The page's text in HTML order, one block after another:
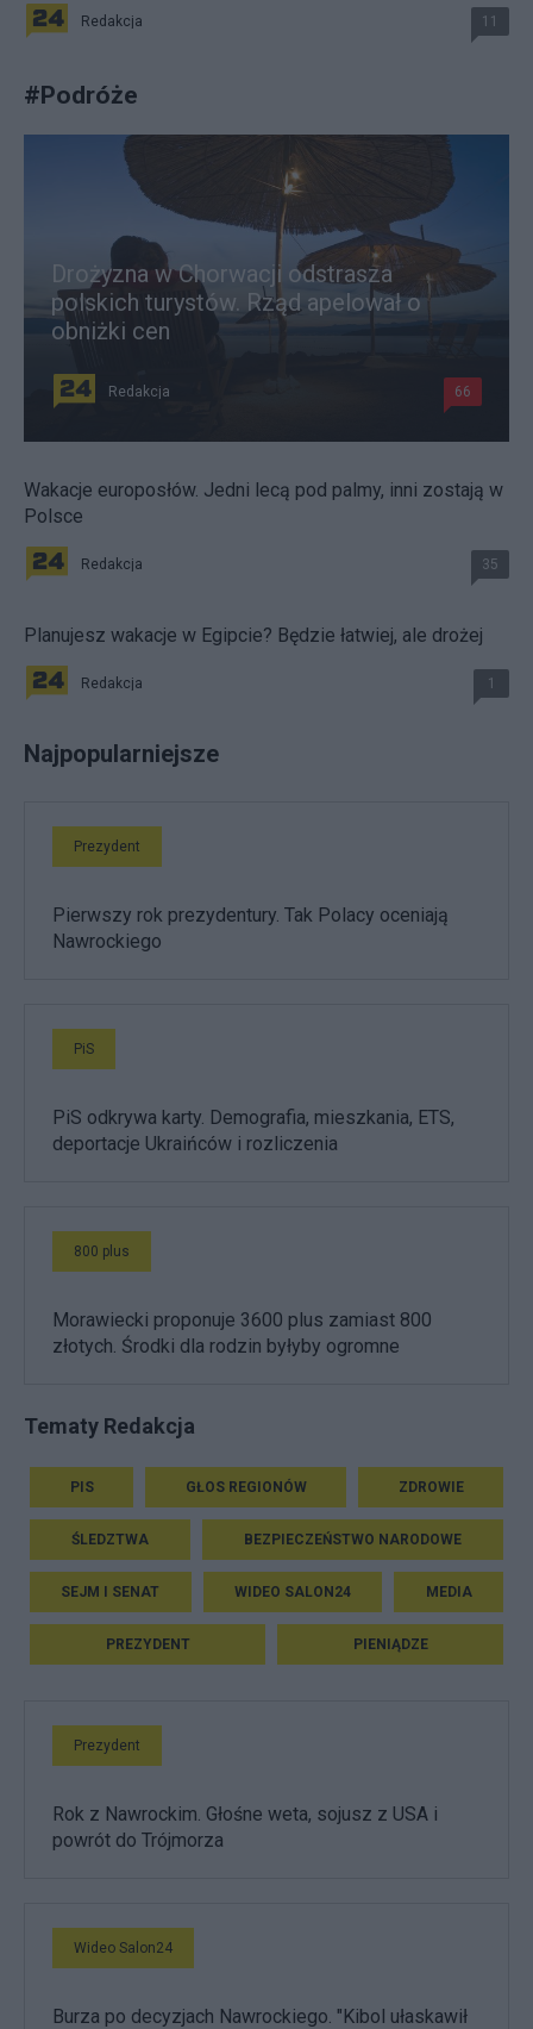
Redakcja 11
#Podróże
Drożyzna w Chorwacji odstrasza
polskich turystów. Rząd apelował o
obniżki cen
Redakcja 66
Wakacje europosłów. Jedni lecą pod palmy, inni zostają w
Polsce
Redakcja 35
Planujesz wakacje w Egipcie? Będzie łatwiej, ale drożej
Redakcja 1
Najpopularniejsze
Prezydent
Pierwszy rok prezydentury. Tak Polacy oceniają
Nawrockiego
PiS
PiS odkrywa karty. Demografia, mieszkania, ETS,
deportacje Ukraińców i rozliczenia
800 plus
Morawiecki proponuje 3600 plus zamiast 800
złotych. Środki dla rodzin byłyby ogromne
Tematy Redakcja
PIS GŁOS REGIONÓW ZDROWIE
ŚLEDZTWA BEZPIECZEŃSTWO NARODOWE
SEJM I SENAT WIDEO SALON24 MEDIA
PREZYDENT PIENIĄDZE
Prezydent
Rok z Nawrockim. Głośne weta, sojusz z USA i
powrót do Trójmorza
Wideo Salon24
Burza po decyzjach Nawrockiego. "Kibol ułaskawił